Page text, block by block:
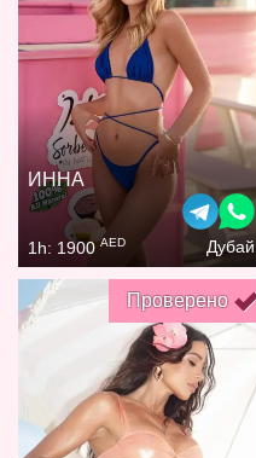
ИННА
1h: 1900 AED Дубай
Проверено